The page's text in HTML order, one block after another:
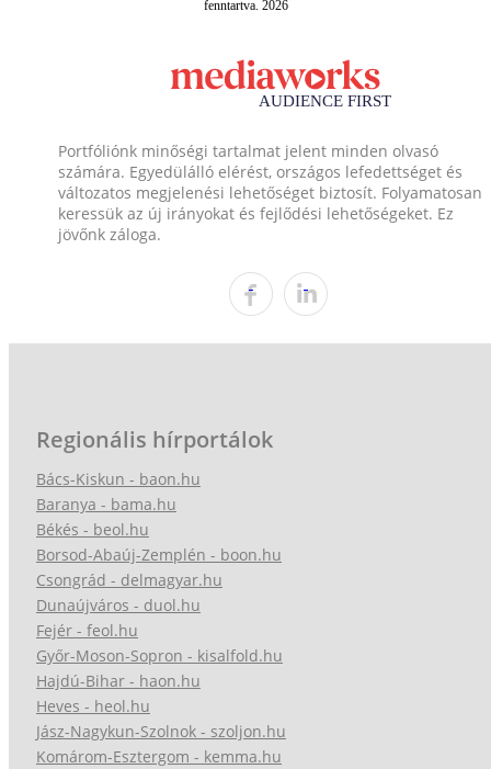
fenntartva. 2026
Portfóliónk minőségi tartalmat jelent minden olvasó
számára. Egyedülálló elérést, országos lefedettséget és
változatos megjelenési lehetőséget biztosít. Folyamatosan
keressük az új irányokat és fejlődési lehetőségeket. Ez
jövőnk záloga.
Regionális hírportálok
Bács-Kiskun - baon.hu
Baranya - bama.hu
Békés - beol.hu
Borsod-Abaúj-Zemplén - boon.hu
Csongrád - delmagyar.hu
Dunaújváros - duol.hu
Fejér - feol.hu
Győr-Moson-Sopron - kisalfold.hu
Hajdú-Bihar - haon.hu
Heves - heol.hu
Jász-Nagykun-Szolnok - szoljon.hu
Komárom-Esztergom - kemma.hu